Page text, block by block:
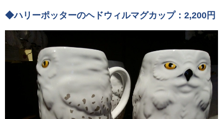
◆ハリーポッターのヘドウィルマグカップ：2,200円